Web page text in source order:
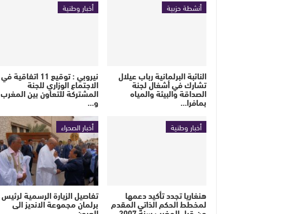
أنشطة حزبية
النائبة البرلمانية رباب عيلال
تشارك في أشغال لجنة
الصداقة والبيئة والمياه
بمافرا…
أخبار وطنية
نيروبي : توقيع 11 اتفاقية في
الاجتماع الوزاري للجنة
المشتركة للتعاون بين المغرب
و…
أخبار وطنية
هنغاريا تجدد تأكيد دعمها
لمخطط الحكم الذاتي المقدم
أخبار الصحراء
تفاصيل الزيارة الرسمية لرئيس
برلمان مجموعة الانديز الى